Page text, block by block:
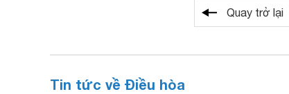
Quay trở lại
Tin tức về Điều hòa